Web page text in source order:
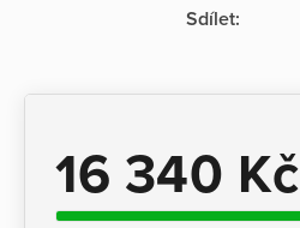
Sdílet:
16 340 Kč